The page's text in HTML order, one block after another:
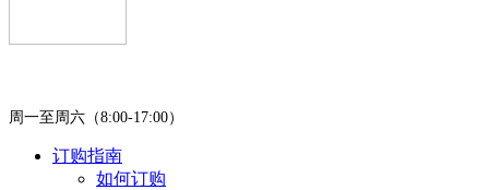
周一至周六（8:00-17:00）
订购指南
如何订购